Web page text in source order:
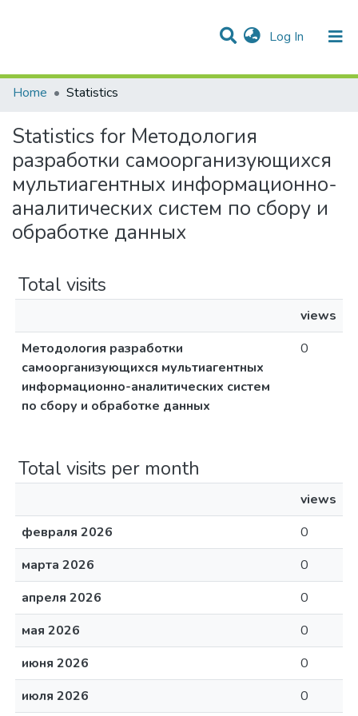
Log In (current)
Communities & Collections
All of DSpace
Home
Statistics
Statistics for Методология
разработки самоорганизующихся
мультиагентных информационно-
аналитических систем по сбору и
обработке данных
Total visits
views
Методология разработки
самоорганизующихся мультиагентных
информационно-аналитических систем
по сбору и обработке данных
0
Total visits per month
views
февраля 2026
0
марта 2026
0
апреля 2026
0
мая 2026
0
июня 2026
0
июля 2026
0